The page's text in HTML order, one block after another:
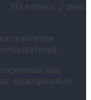
На чтение: 2 мин
код,
видеороликах